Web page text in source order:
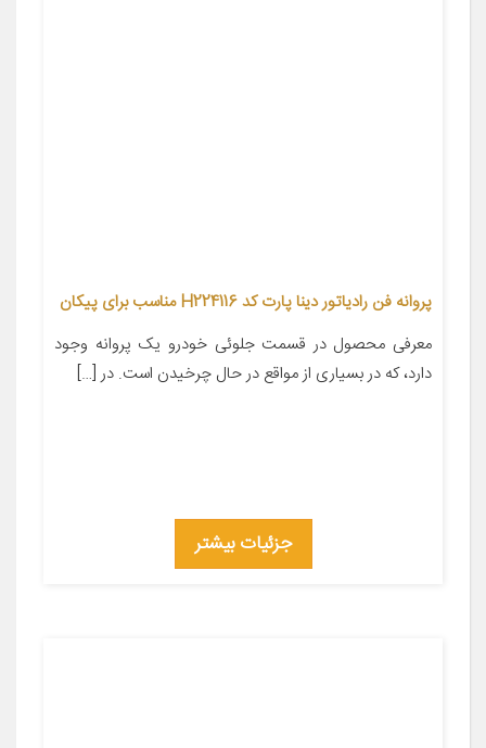
پروانه فن رادیاتور دینا پارت کد H224116 مناسب برای پیکان
معرفی محصول در قسمت جلوئی خودرو یک پروانه وجود
دارد، که در بسیاری از مواقع در حال چرخیدن است. در […]
جزئیات بیشتر